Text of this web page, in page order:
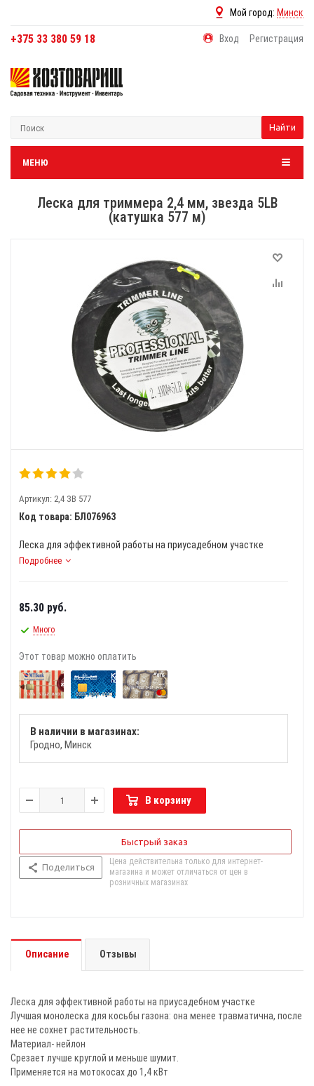
Мой город: Минск
+375 33 380 59 18 Вход Регистрация
Найти
МЕНЮ
Леска для триммера 2,4 мм, звезда 5LB
(катушка 577 м)
Артикул: 2,4 ЗВ 577
Код товара: БЛ076963
Леска для эффективной работы на приусадебном участке
Подробнее
85.30 руб.
Много
Этот товар можно оплатить
В наличии в магазинах:
Гродно Минск
В корзину
Быстрый заказ
Поделиться
Цена действительна только для интернет-
магазина и может отличаться от цен в
розничных магазинах
Описание Отзывы
Леска для эффективной работы на приусадебном участке
Лучшая монолеска для косьбы газона: она менее травматична, после
нее не сохнет растительность.
Материал- нейлон
Срезает лучше круглой и меньше шумит.
Применяется на мотокосах до 1,4 кВт